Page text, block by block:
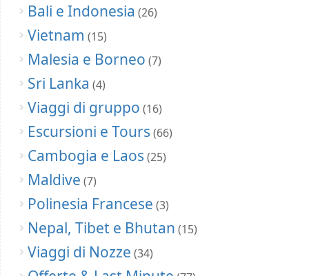
Bali e Indonesia (26)
Vietnam (15)
Malesia e Borneo (7)
Sri Lanka (4)
Viaggi di gruppo (16)
Escursioni e Tours (66)
Cambogia e Laos (25)
Maldive (7)
Polinesia Francese (3)
Nepal, Tibet e Bhutan (15)
Viaggi di Nozze (34)